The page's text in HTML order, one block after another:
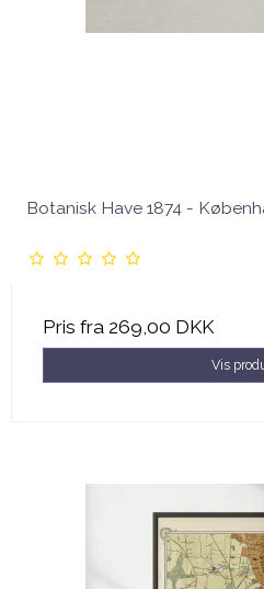
Botanisk Have 1874 -
Pris fra 269,00 DKK
Vis